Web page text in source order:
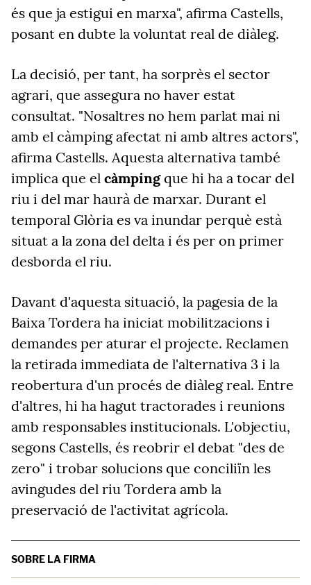
és que ja estigui en marxa", afirma Castells,
posant en dubte la voluntat real de diàleg.
La decisió, per tant, ha sorprès el sector
agrari, que assegura no haver estat
consultat. "Nosaltres no hem parlat mai ni
amb el càmping afectat ni amb altres actors",
afirma Castells. Aquesta alternativa també
implica que el càmping que hi ha a tocar del
riu i del mar haurà de marxar. Durant el
temporal Glòria es va inundar perquè està
situat a la zona del delta i és per on primer
desborda el riu.
Davant d'aquesta situació, la pagesia de la
Baixa Tordera ha iniciat mobilitzacions i
demandes per aturar el projecte. Reclamen
la retirada immediata de l'alternativa 3 i la
reobertura d'un procés de diàleg real. Entre
d'altres, hi ha hagut tractorades i reunions
amb responsables institucionals. L'objectiu,
segons Castells, és reobrir el debat "des de
zero" i trobar solucions que conciliïn les
avingudes del riu Tordera amb la
preservació de l'activitat agrícola.
SOBRE LA FIRMA